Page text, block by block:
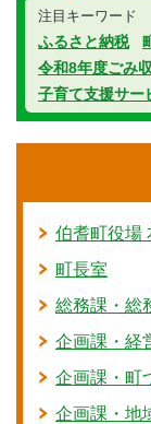
注目キーワード
ふるさと納税
令和8年度ごみ
子育て支援サー
伯耆町役場
町長室
総務課・総
企画課・経
企画課・町
企画課・地